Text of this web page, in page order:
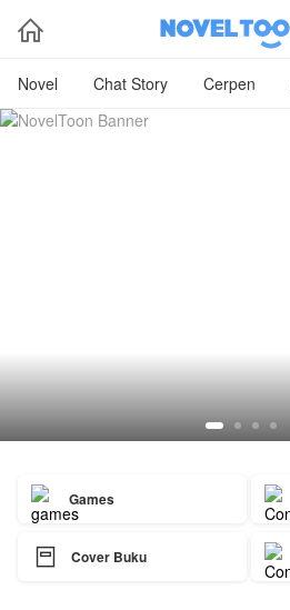

Novel Chat Story Cerpen
Games
 Cover Buku